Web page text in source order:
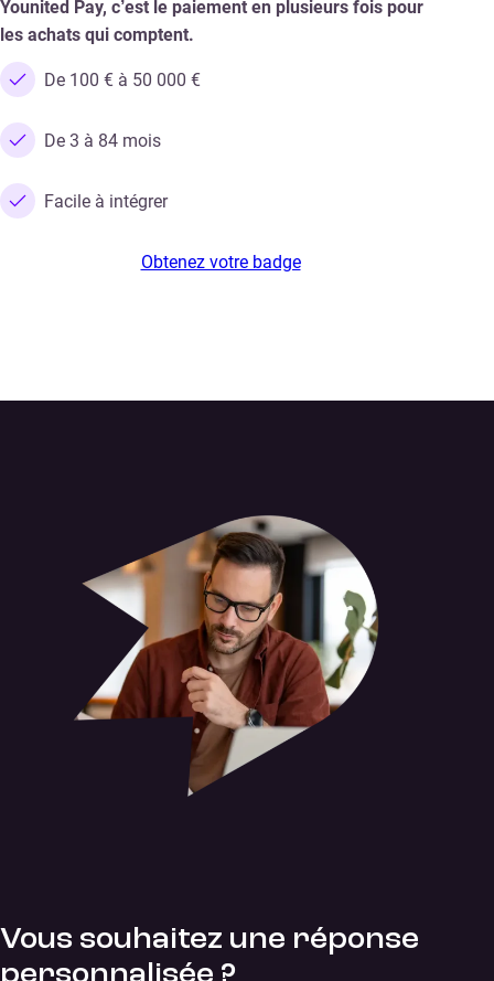
Younited Pay, c’est le paiement en plusieurs fois pour
les achats qui comptent.
De 100 € à 50 000 €
De 3 à 84 mois
Facile à intégrer
Obtenez votre badge
Vous souhaitez une réponse